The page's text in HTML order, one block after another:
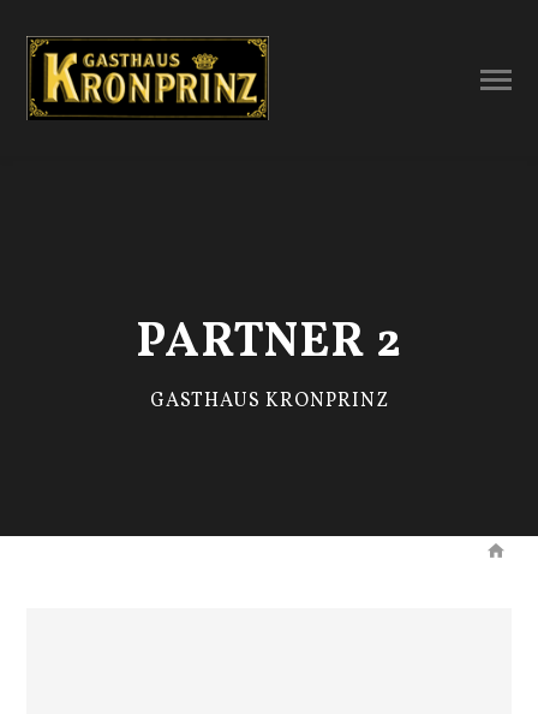
PARTNER 2
GASTHAUS KRONPRINZ